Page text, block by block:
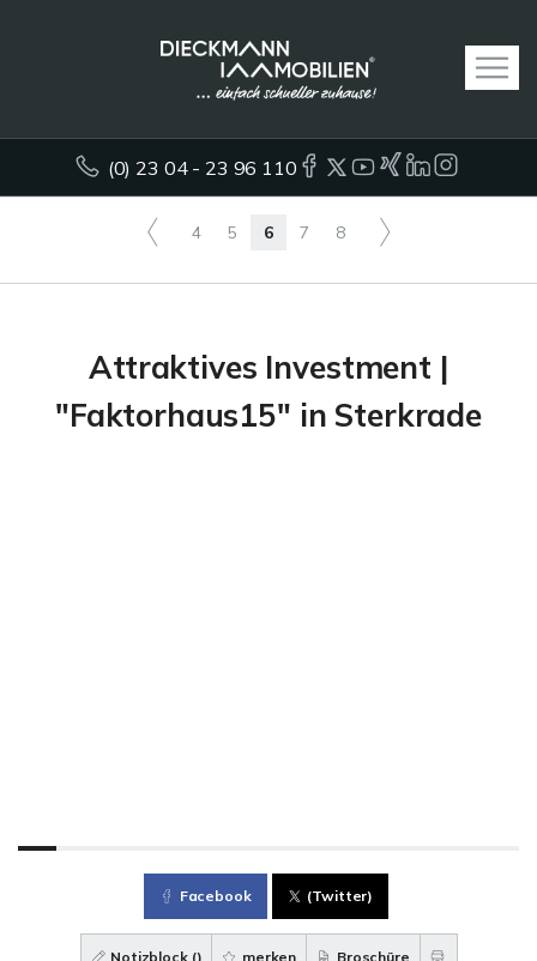
(0) 23 04 - 23 96 110
4 5 6 7 8
Attraktives Investment |
"Faktorhaus15" in Sterkrade
Facebook (Twitter)
Notizblock () merken Broschüre